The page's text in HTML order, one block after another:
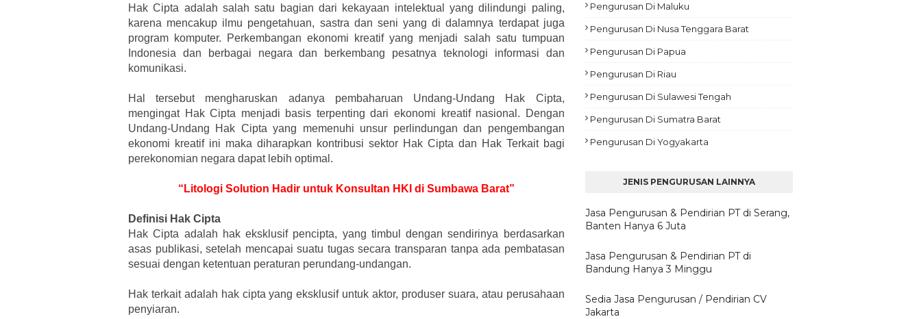
Hak Cipta adalah salah satu bagian dari kekayaan intelektual yang dilindungi paling,
karena mencakup ilmu pengetahuan, sastra dan seni yang di dalamnya terdapat juga
program komputer. Perkembangan ekonomi kreatif yang menjadi salah satu tumpuan
Indonesia dan berbagai negara dan berkembang pesatnya teknologi informasi dan
komunikasi.
Hal tersebut mengharuskan adanya pembaharuan Undang-Undang Hak Cipta,
mengingat Hak Cipta menjadi basis terpenting dari ekonomi kreatif nasional. Dengan
Undang-Undang Hak Cipta yang memenuhi unsur perlindungan dan pengembangan
ekonomi kreatif ini maka diharapkan kontribusi sektor Hak Cipta dan Hak Terkait bagi
perekonomian negara dapat lebih optimal.
“Litologi Solution Hadir untuk Konsultan HKI di Sumbawa Barat”
Definisi Hak Cipta
Hak Cipta adalah hak eksklusif pencipta, yang timbul dengan sendirinya berdasarkan
asas publikasi, setelah mencapai suatu tugas secara transparan tanpa ada pembatasan
sesuai dengan ketentuan peraturan perundang-undangan.
Hak terkait adalah hak cipta yang eksklusif untuk aktor, produser suara, atau perusahaan
penyiaran.
Pengurusan Di Maluku
Pengurusan Di Nusa Tenggara Barat
Pengurusan Di Papua
Pengurusan Di Riau
Pengurusan Di Sulawesi Tengah
Pengurusan Di Sumatra Barat
Pengurusan Di Yogyakarta
JENIS PENGURUSAN LAINNYA
Jasa Pengurusan & Pendirian PT di Serang,
Banten Hanya 6 Juta
Jasa Pengurusan & Pendirian PT di
Bandung Hanya 3 Minggu
Sedia Jasa Pengurusan / Pendirian CV
Jakarta